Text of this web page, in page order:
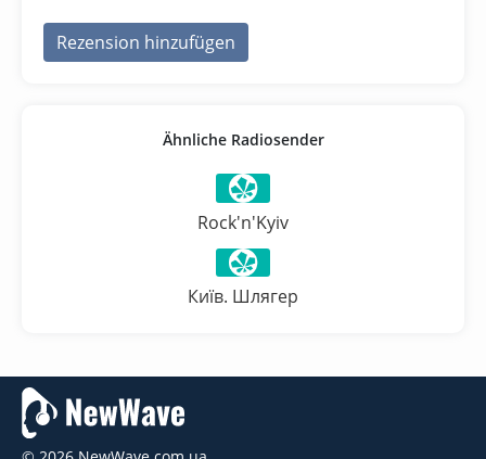
Rezension hinzufügen
Ähnliche Radiosender
Rock'n'Kyiv
Київ. Шлягер